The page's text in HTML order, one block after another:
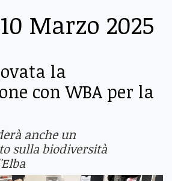
10 Marzo 2025
la
con WBA per la
anche un
sulla biodiversità